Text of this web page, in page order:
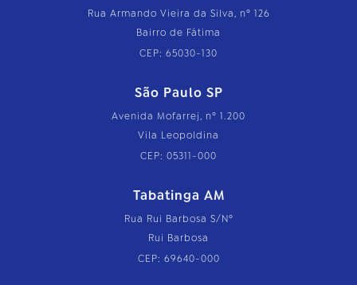
Rua Armando Vieira da Silva, nº 126
Bairro de Fátima
CEP: 65030-130
São Paulo SP
Avenida Mofarrej, nº 1.200
Vila Leopoldina
CEP: 05311-000
Tabatinga AM
Rua Rui Barbosa S/Nº
Rui Barbosa
CEP: 69640-000